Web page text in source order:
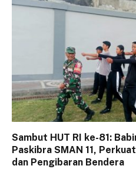
Sambut HUT RI ke-81:
Paskibra SMAN 11,
dan Pengibaran Bendera